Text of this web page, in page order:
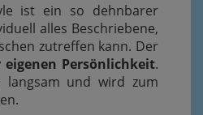
ist ein so dehnbarer
alles Beschriebene,
zutreffen kann. Der
Persönlichkeit.
langsam und wird zum